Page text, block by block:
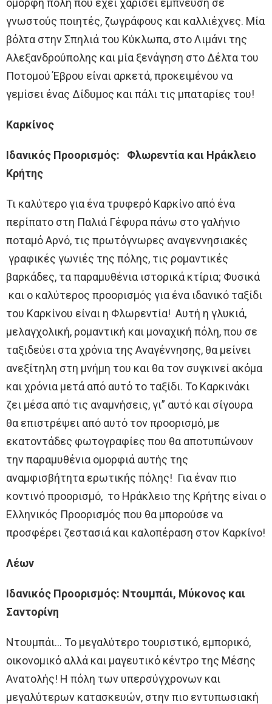
όμορφη πόλη που έχει χαρίσει έμπνευση σε
γνωστούς ποιητές, ζωγράφους και καλλιέχνες. Μία
βόλτα στην Σπηλιά του Κύκλωπα, στο Λιμάνι της
Αλεξανδρούπολης και μία ξενάγηση στο Δέλτα του
Ποτομού Έβρου είναι αρκετά, προκειμένου να
γεμίσει ένας Δίδυμος και πάλι τις μπαταρίες του!
Καρκίνος
Ιδανικός Προορισμός: Φλωρεντία και Ηράκλειο
Κρήτης
Τι καλύτερο για ένα τρυφερό Καρκίνο από ένα
περίπατο στη Παλιά Γέφυρα πάνω στο γαλήνιο
ποταμό Αρνό, τις πρωτόγνωρες αναγεννησιακές
γραφικές γωνιές της πόλης, τις ρομαντικές
βαρκάδες, τα παραμυθένια ιστορικά κτίρια; Φυσικά
και ο καλύτερος προορισμός για ένα ιδανικό ταξίδι
του Καρκίνου είναι η Φλωρεντία! Αυτή η γλυκιά,
μελαγχολική, ρομαντική και μοναχική πόλη, που σε
ταξιδεύει στα χρόνια της Αναγέννησης, θα μείνει
ανεξίτηλη στη μνήμη του και θα τον συγκινεί ακόμα
και χρόνια μετά από αυτό το ταξίδι. Το Καρκινάκι
ζει μέσα από τις αναμνήσεις, γι” αυτό και σίγουρα
θα επιστρέψει από αυτό τον προορισμό, με
εκατοντάδες φωτογραφίες που θα αποτυπώνουν
την παραμυθένια ομορφιά αυτής της
αναμφισβήτητα ερωτικής πόλης! Για έναν πιο
κοντινό προορισμό, το Ηράκλειο της Κρήτης είναι ο
Ελληνικός Προορισμός που θα μπορούσε να
προσφέρει ζεστασιά και καλοπέραση στον Καρκίνο!
Λέων
Ιδανικός Προορισμός: Ντουμπάι, Μύκονος και
Σαντορίνη
Ντουμπάι… Το μεγαλύτερο τουριστικό, εμπορικό,
οικονομικό αλλά και μαγευτικό κέντρο της Μέσης
Ανατολής! Η πόλη των υπερσύγχρονων και
μεγαλύτερων κατασκευών, στην πιο εντυπωσιακή